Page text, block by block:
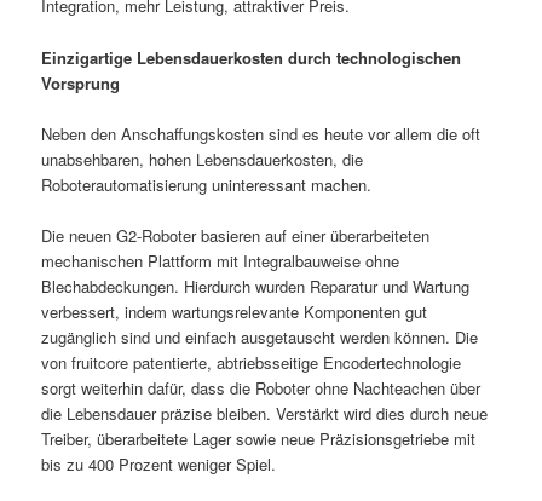
Integration, mehr Leistung, attraktiver Preis.
Einzigartige Lebensdauerkosten durch technologischen
Vorsprung
Neben den Anschaffungskosten sind es heute vor allem die oft
unabsehbaren, hohen Lebensdauerkosten, die
Roboterautomatisierung uninteressant machen.
Die neuen G2-Roboter basieren auf einer überarbeiteten
mechanischen Plattform mit Integralbauweise ohne
Blechabdeckungen. Hierdurch wurden Reparatur und Wartung
verbessert, indem wartungsrelevante Komponenten gut
zugänglich sind und einfach ausgetauscht werden können. Die
von fruitcore patentierte, abtriebsseitige Encodertechnologie
sorgt weiterhin dafür, dass die Roboter ohne Nachteachen über
die Lebensdauer präzise bleiben. Verstärkt wird dies durch neue
Treiber, überarbeitete Lager sowie neue Präzisionsgetriebe mit
bis zu 400 Prozent weniger Spiel.